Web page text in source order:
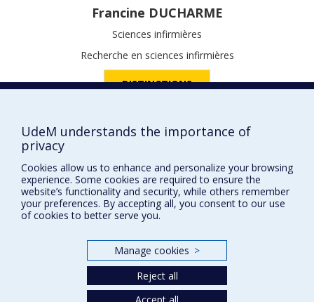
Francine DUCHARME
Sciences infirmières
Recherche en sciences infirmières
DISTINCTIONS
Prix et distinctions
Plan du site|Accessibilité
UdeM understands the importance of
privacy
Cookies allow us to enhance and personalize your browsing
experience. Some cookies are required to ensure the
website’s functionality and security, while others remember
your preferences. By accepting all, you consent to our use
of cookies to better serve you.
Manage cookies >
Reject all